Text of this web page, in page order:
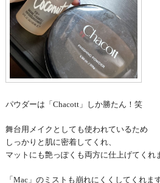
パウダーは「Chacott」しか勝たん！笑
舞台用メイクとしても使われているため
しっかりと肌に密着してくれ、
マットにも艶っぽくも両方に仕上げてくれ
「Mac」のミストも 崩れにくくしてくれま